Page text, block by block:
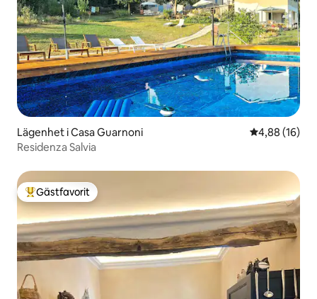
Lägenhet i Casa Guarnoni 4,88 av 5 i
4,88 (16)
Residenza Salvia
Populär gästfavorit
Gästfavorit